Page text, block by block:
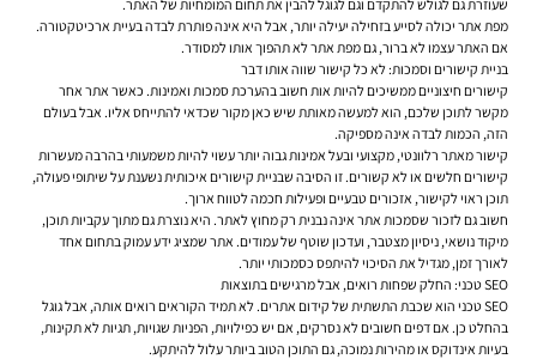
שעוזרת גם לגולש להתקדם וגם לגוגל להבין את תחום המומחיות של האתר.
מפת אתר יכולה לסייע בזחילה יעילה יותר, אבל היא אינה פותרת לבדה בעיית ארכיטקטורה.
אם האתר עצמו לא ברור, גם מפת אתר לא תהפוך אותו למסודר.
בניית קישורים וסמכות: לא כל קישור שווה אותו דבר
קישורים חיצוניים ממשיכים להיות אות חשוב בהערכת סמכות ואמינות. כאשר אתר אחר
מקשר לתוכן שלכם, הוא למעשה מאותת שיש כאן מקור שכדאי להתייחס אליו. אבל בעולם
הזה, הכמות לבדה אינה מספיקה.
קישור מאתר רלוונטי, מקצועי ובעל אמינות גבוה יותר עשוי להיות משמעותי בהרבה מעשרות
קישורים חלשים או לא קשורים. זו הסיבה שבניית קישורים איכותית נשענת על שיתופי פעולה,
תוכן ראוי לקישור, אזכורים טבעיים ופעילות חכמה לטווח ארוך.
חשוב גם לזכור שסמכות אתר אינה נבנית רק מחוץ לאתר. היא נוצרת גם מתוך עקביות תוכן,
מיקוד נושאי, ניסיון מצטבר, ועדכון שוטף של עמודים. אתר שמציג ידע עמוק בתחום אחד
לאורך זמן, מגדיל את הסיכוי להיתפס כסמכותי יותר.
SEO טכני: החלק שפחות רואים, אבל מרגישים בתוצאות
SEO טכני הוא שכבת התשתית של קידום אתרים. לא תמיד הקוראים רואים אותה, אבל גוגל
בהחלט כן. אם דפים חשובים לא נסרקים, אם יש כפילויות, הפניות שגויות, תגיות לא תקינות,
בעיות אינדוקס או מהירות נמוכה, גם התוכן הטוב ביותר עלול להיתקע.